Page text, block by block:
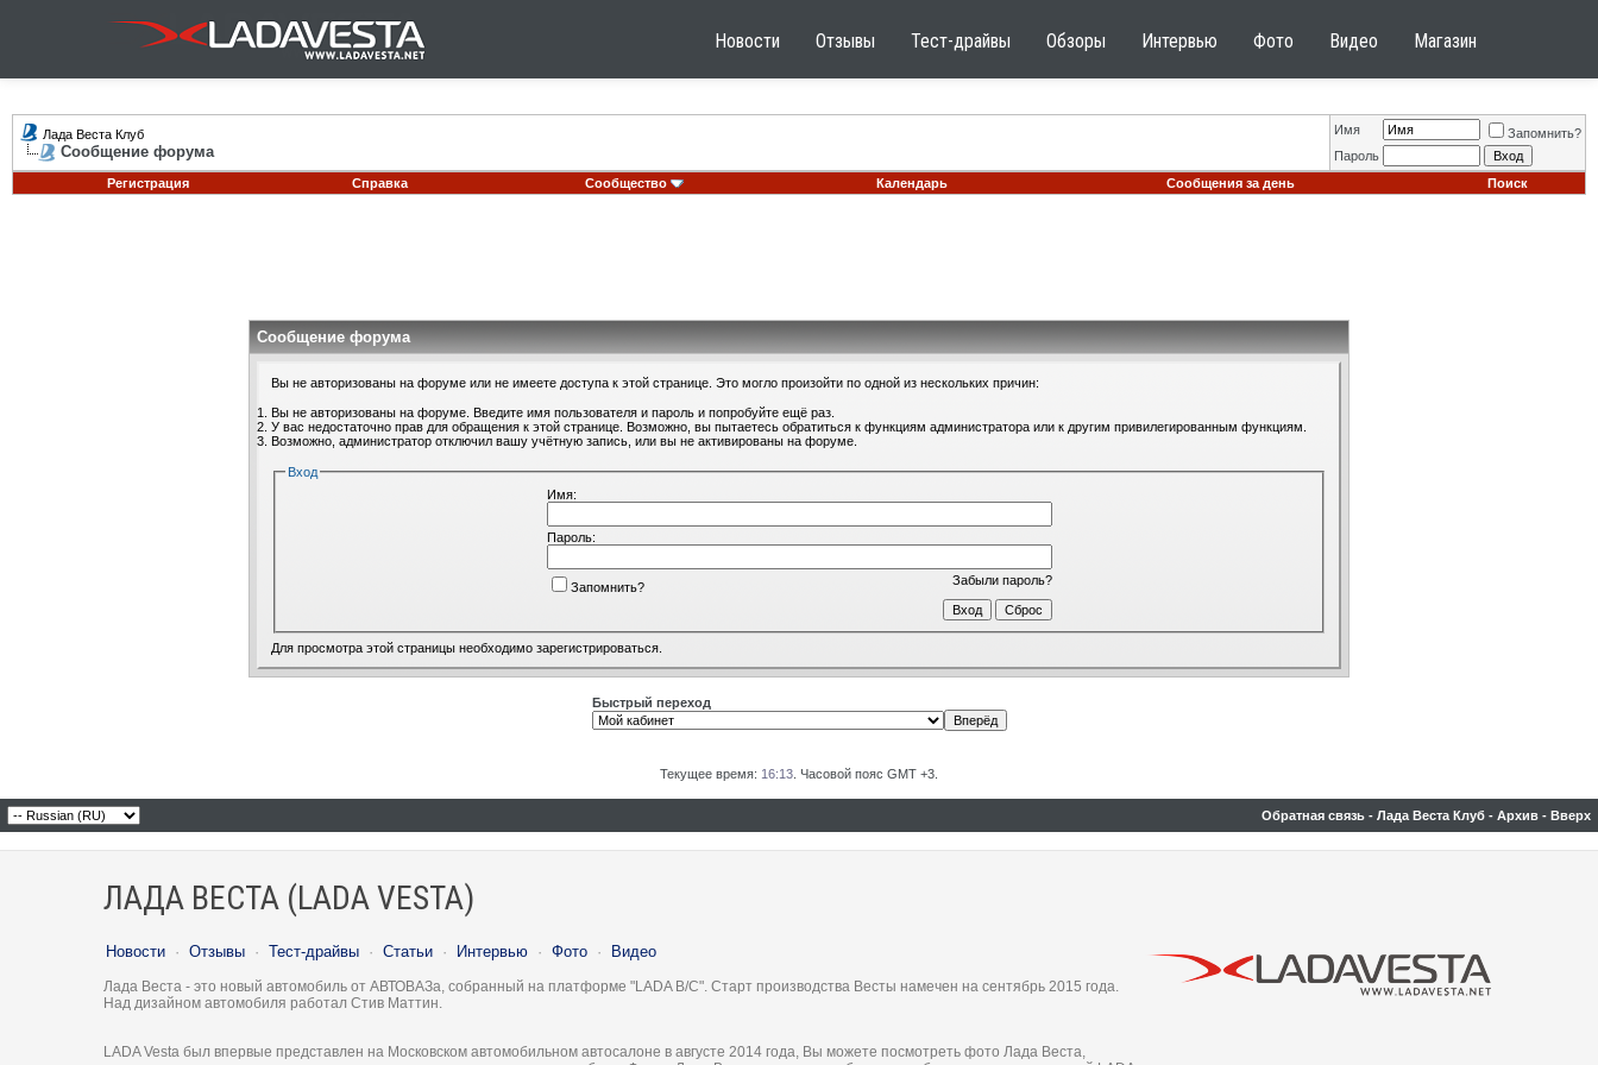
Новости Отзывы Тест-драйвы Обзоры Интервью Фото Видео Магазин
Лада Веста Клуб
Сообщение форума
Имя
Запомнить?
Пароль
Регистрация
Справка Сообщество Календарь Сообщения за день Поиск
Сообщение форума
Вы не авторизованы на форуме или не имеете доступа к этой странице. Это могло произойти по одной из нескольких причин:
Вы не авторизованы на форуме. Введите имя пользователя и пароль и попробуйте ещё раз.
У вас недостаточно прав для обращения к этой странице. Возможно, вы пытаетесь обратиться к функциям администратора или к другим привилегированным функциям.
Возможно, администратор отключил вашу учётную запись, или вы не активированы на форуме.
Вход
Имя:
Пароль:
Забыли пароль?
Запомнить?
Для просмотра этой страницы необходимо зарегистрироваться
Быстрый переход
Текущее время: 16:13 . Часовой пояс GMT +3.
Обратная связь - Лада Веста Клуб - Архив - Вверх
ЛАДА ВЕСТА (LADA VESTA)
Новости · Отзывы · Тест-драйвы · Статьи · Интервью · Фото · Видео
Лада Веста - это новый автомобиль от АВТОВАЗа, собранный на платформе "LADA B/C". Старт производства Весты намечен на сентябрь 2015 года.
Над дизайном автомобиля работал Стив Маттин.
LADA Vesta был впервые представлен на Московском автомобильном автосалоне в августе 2014 года, Вы можете посмотреть фото Лада Веста,